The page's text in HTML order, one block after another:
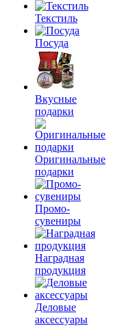
Текстиль
Посуда
Вкусные
подарки
Оригинальные
подарки
Промо-
сувениры
Наградная
продукция
Деловые
аксессуары